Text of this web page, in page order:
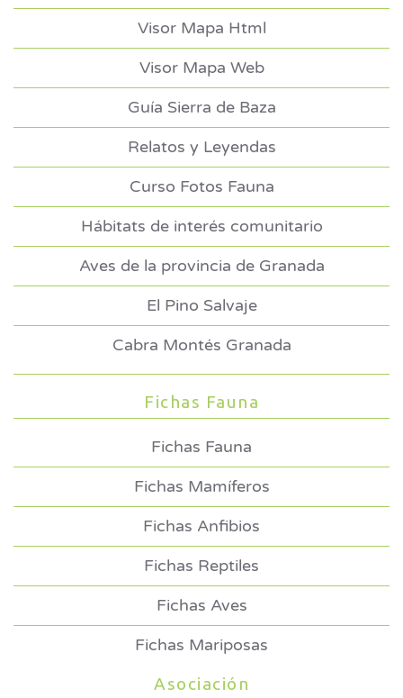
Visor Mapa Html
Visor Mapa Web
Guía Sierra de Baza
Relatos y Leyendas
Curso Fotos Fauna
Hábitats de interés comunitario
Aves de la provincia de Granada
El Pino Salvaje
Cabra Montés Granada
Fichas Fauna
Fichas Fauna
Fichas Mamíferos
Fichas Anfibios
Fichas Reptiles
Fichas Aves
Fichas Mariposas
Asociación